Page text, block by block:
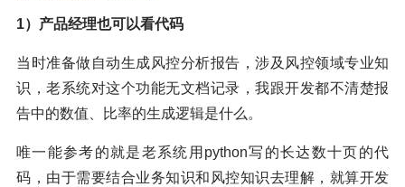
1）产品经理也可以看代码
当时准备做自动生成风控分析报告，涉及风控领域专业知
识，老系统对这个功能无文档记录，我跟开发都不清楚报
告中的数值、比率的生成逻辑是什么。
唯一能参考的就是老系统用python写的长达数十页的代
码，由于需要结合业务知识和风控知识去理解，就算开发